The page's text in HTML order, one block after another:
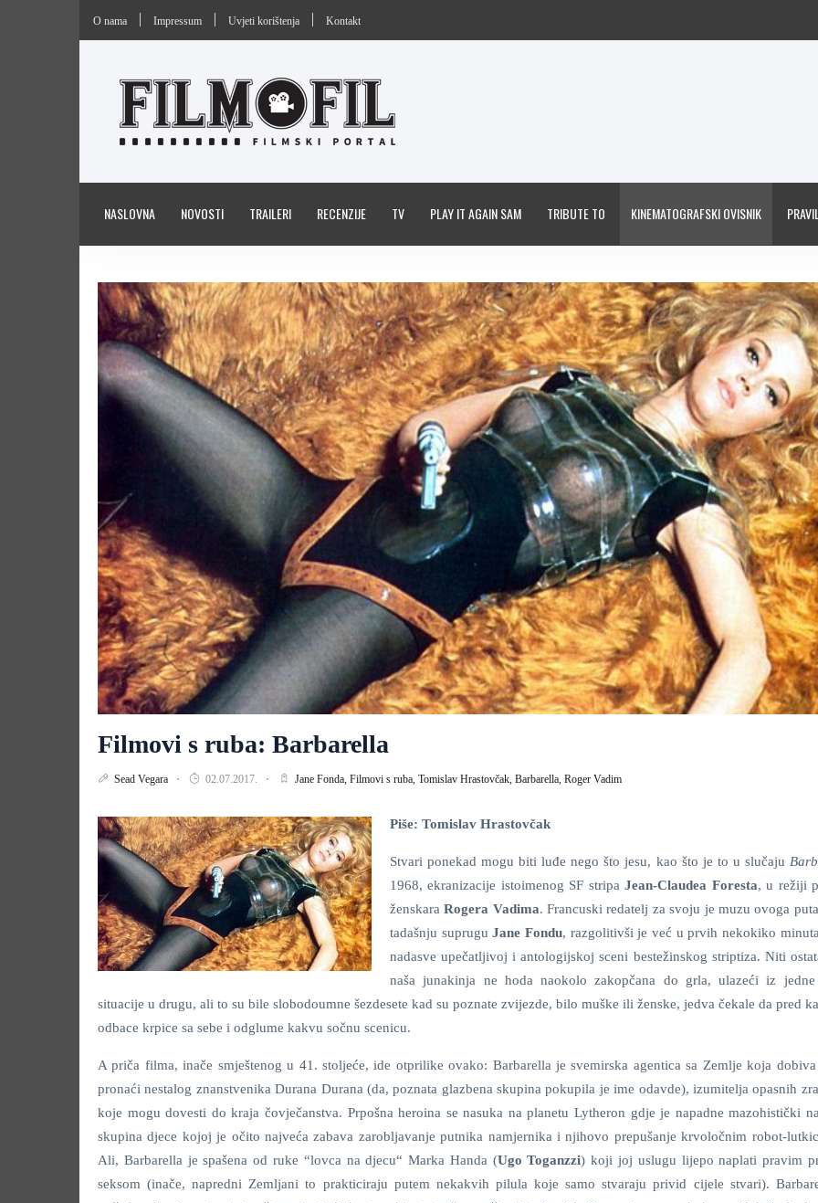
O nama Impressum Uvjeti korištenja Kontakt
NASLOVNA NOVOSTI TRAILERI RECENZIJE TV PLAY IT AGAIN SAM TRIBUTE TO KINEMATOGRAFSKI OVISNIK
Filmovi s ruba: Barbarella
Sead Vegara 02.07.2017. Jane Fonda, Filmovi s ruba, Tomislav Hrastovčak, Barbarella, Roger Vadim
Piše: Tomislav Hrastovčak
Stvari ponekad mogu biti luđe nego što jesu, kao što je to u slučaju
1968, ekranizacije istoimenog SF stripaJean-Claudea Foresta, u režiji
ženskaraRogera Vadima. Francuski redatelj za svoju je muzu ovoga
tadašnju supruguJane Fondu, razgolitivši je već u prvih nekokiko
nadasve upečatljivoj i antologijskoj sceni bestežinskog striptiza. Niti
naša junakinja ne hoda naokolo zakopčana do grla, ulazeći iz jedne
situacije u drugu, ali to su bile slobodoumne šezdesete kad su poznate zvijezde, bilo muške ili ženske, jedva čekale da pred
odbace krpice sa sebe i odglume kakvu sočnu scenicu.
A priča filma, inače smještenog u 41. stoljeće, ide otprilike ovako: Barbarella je svemirska agentica sa Zemlje koja dobiva
pronaći nestalog znanstvenika Durana Durana (da, poznata glazbena skupina pokupila je ime odavde), izumitelja opasnih
koje mogu dovesti do kraja čovječanstva. Prpošna heroina se nasuka na planetu Lytheron gdje je napadne mazohistički
skupina djece kojoj je očito najveća zabava zarobljavanje putnika namjernika i njihovo prepušanje krvoločnim robot-
Ali, Barbarella je spašena od ruke “lovca na djecu“ Marka Handa (Ugo Toganzzi) koji joj uslugu lijepo naplati pravim
seksom (inače, napredni Zemljani to prakticiraju putem nekakvih pilula koje samo stvaraju privid cijele stvari).